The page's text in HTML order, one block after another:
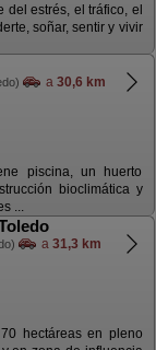
del estrés, el tráfico, el
soñar, sentir y vivir
a 30,6 km
piscina, un huerto
bioclimática y
...
a 31,3 km
hectáreas en pleno